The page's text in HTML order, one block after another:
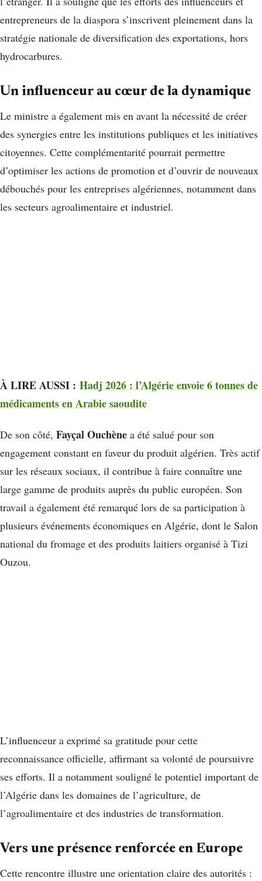
entrepreneurs de la diaspora s’inscrivent pleinement dans la
stratégie nationale de diversification des exportations, hors
hydrocarbures.
Un influenceur au cœur de la dynamique
Le ministre a également mis en avant la nécessité de créer
des synergies entre les institutions publiques et les initiatives
citoyennes. Cette complémentarité pourrait permettre
d’optimiser les actions de promotion et d’ouvrir de nouveaux
débouchés pour les entreprises algériennes, notamment dans
les secteurs agroalimentaire et industriel.
À LIRE AUSSI : Hadj 2026 : l’Algérie envoie 6 tonnes de
médicaments en Arabie saoudite
De son côté, Fayçal Ouchène a été salué pour son
engagement constant en faveur du produit algérien. Très actif
sur les réseaux sociaux, il contribue à faire connaître une
large gamme de produits auprès du public européen. Son
travail a également été remarqué lors de sa participation à
plusieurs événements économiques en Algérie, dont le Salon
national du fromage et des produits laitiers organisé à Tizi
Ouzou.
L’influenceur a exprimé sa gratitude pour cette
reconnaissance officielle, affirmant sa volonté de poursuivre
ses efforts. Il a notamment souligné le potentiel important de
l’Algérie dans les domaines de l’agriculture, de
l’agroalimentaire et des industries de transformation.
Vers une présence renforcée en Europe
Cette rencontre illustre une orientation claire des autorités :